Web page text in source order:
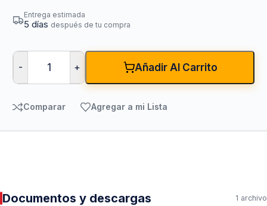
Entrega estimada
5 días después de tu compra
- + Añadir Al Carrito
Comparar Agregar a mi Lista
Documentos y descargas 1 archivo